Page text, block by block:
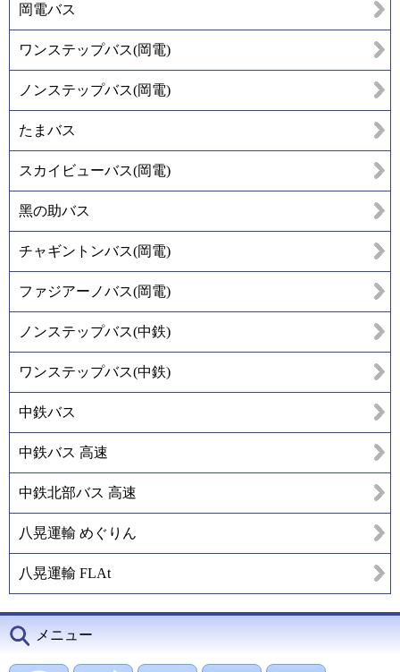
岡電バス
ワンステップバス(岡電)
ノンステップバス(岡電)
たまバス
スカイビューバス(岡電)
黑の助バス
チャギントンバス(岡電)
ファジアーノバス(岡電)
ノンステップバス(中鉄)
ワンステップバス(中鉄)
中鉄バス
中鉄バス 高速
中鉄北部バス 高速
八晃運輸 めぐりん
八晃運輸 FLAt
メニュー